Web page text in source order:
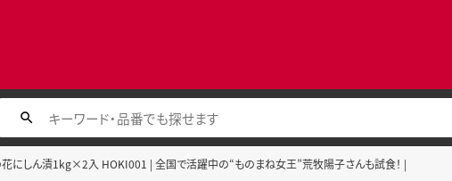
にしん漬1kg×2入 HOKI001 | 全国で活躍中の“ものまね女王”荒牧陽子さんも試食！ |